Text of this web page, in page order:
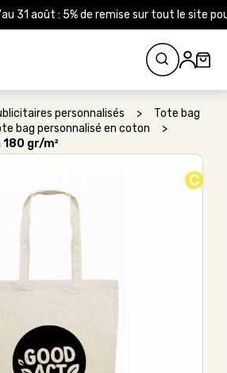
31 août : 5% de remise sur tout le site
personnalisés >
Tote bag
bag personnalisé en coton
>
gr/m²
C